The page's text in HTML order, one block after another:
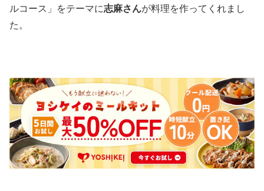
ルコース」をテーマに志麻さんが料理を作ってくれまし
た。